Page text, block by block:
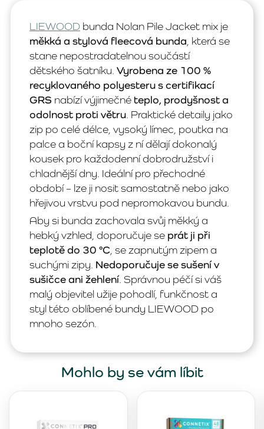
LIEWOOD bunda Nolan Pile Jacket mix je
měkká a stylová fleecová bunda , která se
stane nepostradatelnou součástí
dětského šatníku. Vyrobena ze 100 %
recyklovaného polyesteru s certifikací
GRS nabízí výjimečnéteplo, prodyšnost a
odolnost proti větru. Praktické detaily jako
zip po celé délce, vysoký límec, poutka na
palce a boční kapsy z ní dělají dokonalý
kousek pro každodenní dobrodružství i
chladnější dny. Ideální pro přechodné
období – lze ji nosit samostatně nebo jako
hřejivou vrstvu pod nepromokavou bundu.
Aby si bunda zachovala svůj měkký a
hebký vzhled, doporučuje se prát ji při
teplotě do 30 °C , se zapnutým zipem a
suchými zipy. Nedoporučuje se sušení v
sušičce ani žehlení. Správnou péčí si váš
malý objevitel užije pohodlí, funkčnost a
styl této oblíbené bundy LIEWOOD po
mnoho sezón.
Mohlo by se vám líbit